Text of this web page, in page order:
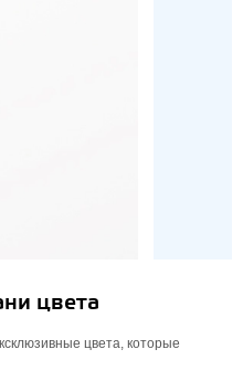
цвета
цвета, которые